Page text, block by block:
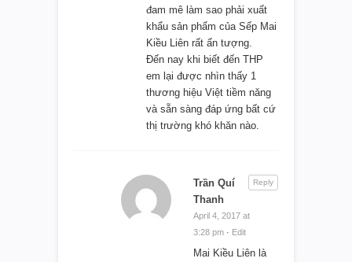
đam mê làm sao phải xuất
khẩu sản phẩm của Sếp Mai
Kiều Liên rất ấn tượng.
Đến nay khi biết đến THP
em lại được nhìn thấy 1
thương hiệu Việt tiềm năng
và sẵn sàng đáp ứng bất cứ
thị trường khó khăn nào.
Trần Quí
Thanh
April 4, 2017 at
3:28 pm · Edit
Mai Kiều Liên là
Reply